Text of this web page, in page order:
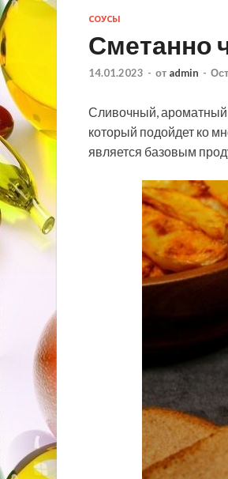
СОУСЫ
Сметанно
14.01.2023 - от admin -
Сливочный,
который подойдет ко
является базовым